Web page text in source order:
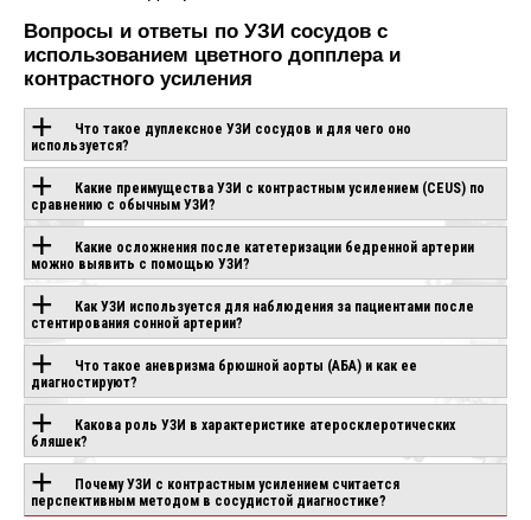
Вопросы и ответы по УЗИ сосудов с
использованием цветного допплера и
контрастного усиления
Что такое дуплексное УЗИ сосудов и для чего оно
используется?
Какие преимущества УЗИ с контрастным усилением (CEUS) по
сравнению с обычным УЗИ?
Какие осложнения после катетеризации бедренной артерии
можно выявить с помощью УЗИ?
Как УЗИ используется для наблюдения за пациентами после
стентирования сонной артерии?
Что такое аневризма брюшной аорты (АБА) и как ее
диагностируют?
Какова роль УЗИ в характеристике атеросклеротических
бляшек?
Почему УЗИ с контрастным усилением считается
перспективным методом в сосудистой диагностике?
ОБОРУДОВАНИЕ С
ЭТОЙ
ТЕХНОЛОГИЕЙ
Z20
SIEMENS ACUSON
SEQUOIA
Под заказ
Под заказ